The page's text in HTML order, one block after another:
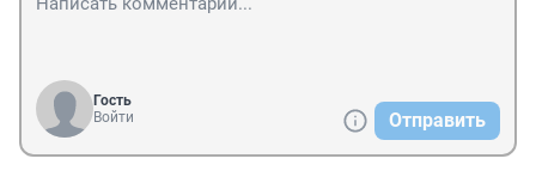
Гость
Войти
Отправить